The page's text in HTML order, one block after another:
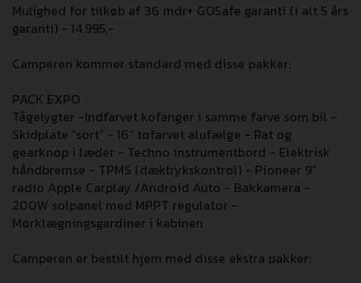
Mulighed for tilkøb af 36 mdr+ GOSafe garanti (i alt 5 års
garanti) - 14.995,-
Camperen kommer standard med disse pakker:
PACK EXPO
Tågelygter -Indfarvet kofanger i samme farve som bil -
Skidplate ”sort” - 16” tofarvet alufælge - Rat og
gearknop i læder - Techno instrumentbord - Elektrisk
håndbremse - TPMS (dæktrykskontrol) - Pioneer 9”
radio Apple Carplay /Android Auto - Bakkamera -
200W solpanel med MPPT regulator -
Mørklægningsgardiner i kabinen
Camperen er bestilt hjem med disse ekstra pakker: